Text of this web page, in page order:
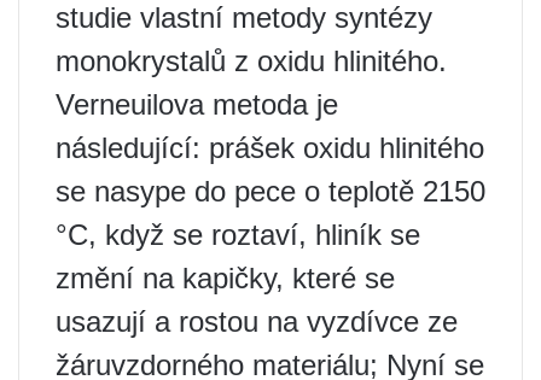
studie vlastní metody syntézy
monokrystalů z oxidu hlinitého.
Verneuilova metoda je
následující: prášek oxidu hlinitého
se nasype do pece o teplotě 2150
°C, když se roztaví, hliník se
změní na kapičky, které se
usazují a rostou na vyzdívce ze
žáruvzdorného materiálu; Nyní se